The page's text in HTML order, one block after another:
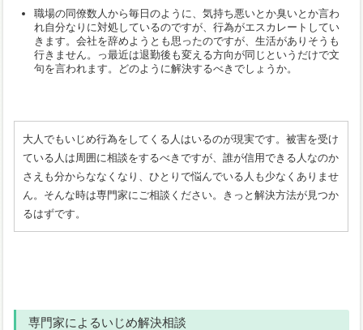
職場の同僚数人から毎日のように、気持ち悪いとか臭いとか言わ
れ自分なりに対処しているのですが、行為がエスカレートしてい
きます。会社を辞めようとも思ったのですが、生活がありそうも
行きません。っ最近は退勤後も変える方向が同じというだけで文
句を言われます。どのように解決するべきでしょうか。
大人でもいじめ行為をしてくる人はいるのが現実です。被害を受け
ている人は周囲に相談をするべきですが、誰が信用できる人なのか
さえも分からななくなり、ひとりで悩んでいる人も少なくありませ
ん。そんな時は専門家にご相談ください。きっと解決方法が見つか
るはずです。
専門家によるいじめ解決相談